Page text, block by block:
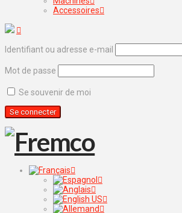
Accessoires
Identifiant ou adresse e-mail
Mot de passe
Se souvenir de moi